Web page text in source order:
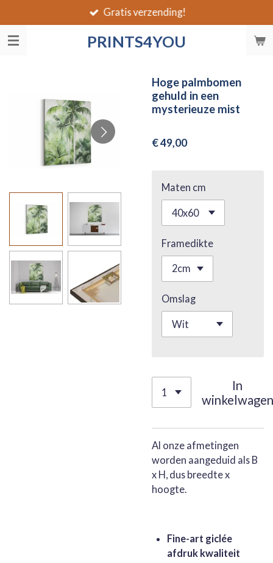
direct
naar
PRINTS4YOU
Gratis verzending!
Hoge palmbomen
gehuld in een
mysterieuze mist
€ 49,00
Maten cm
Framedikte
Omslag
In
winkelwagen
Al onze afmetingen
worden aangeduid als B
x H, dus breedte x
hoogte.
Fine-art giclée
afdruk kwaliteit